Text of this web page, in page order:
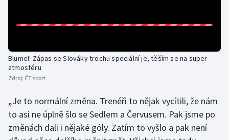
Blümel: Zápas se Slováky trochu speciální je, těším se na super
atmosféru
Zdroj: ČT sport
„Je to normální změna. Trenéři to nějak vycítili, že nám
to asi ne úplně šlo se Sedlem a Červusem. Pak jsme po
změnách dali i nějaké góly. Zatím to vyšlo a pak není